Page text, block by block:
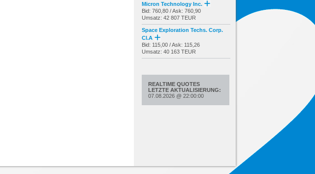
Micron Technology Inc.
Bid: 760,80 / Ask: 760,90
Umsatz: 42 807 TEUR
Space Exploration Techs. Corp.
Cl.A
Bid: 115,00 / Ask: 115,26
Umsatz: 40 163 TEUR
REALTIME QUOTES
LETZTE AKTUALISIERUNG:
07.08.2026 @ 22:00:00